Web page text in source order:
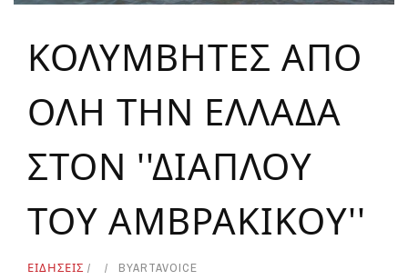
ΚΟΛΥΜΒΗΤΕΣ ΑΠΟ
ΟΛΗ ΤΗΝ ΕΛΛΑΔΑ
ΣΤΟΝ ''ΔΙΑΠΛΟΥ
ΤΟΥ ΑΜΒΡΑΚΙΚΟΥ''
ΕΙΔΗΣΕΙΣ BYARTAVOICE